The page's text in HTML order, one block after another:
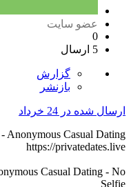
عضو سایت
0
5 ارسال
گزارش
بازنشر
ارسال شده در 24 خرداد
Anonymous Casual Dating
https://privatedates.live
Casual Dating - No
Selfie